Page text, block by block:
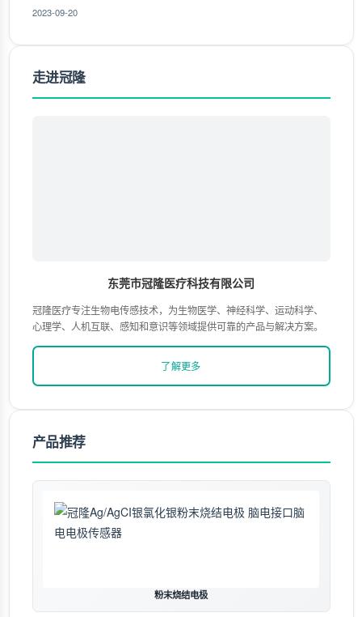
2023-09-20
走进冠隆
东莞市冠隆医疗科技有限公司
冠隆医疗专注生物电传感技术，为生物医学、神经科学、运动科学、
心理学、人机互联、感知和意识等领域提供可靠的产品与解决方案。
了解更多
产品推荐
粉末烧结电极